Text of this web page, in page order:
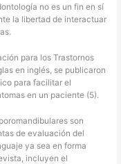
no es un fin en sí
la libertad de interactuar
para los Trastornos
en inglés, se publicaron
para facilitar el
en un paciente (5).
son
de evaluación del
ya sea en forma
incluyen el